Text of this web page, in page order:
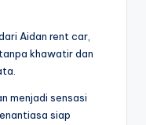
Aidan rent car,
khawatir dan
menjadi sensasi
siap